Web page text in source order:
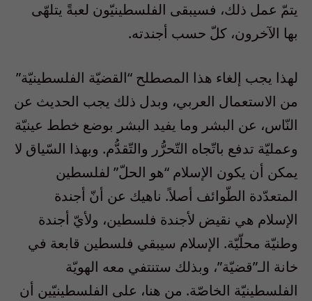
يتمّ عمل ذلك، فسيبقى الفلسطينيّون لعبةً يتلهّى
بها الآخرون، كلّ حسب أجندته.
لهذا يجب إلغاء هذا المصطلح “القضيّة الفلسطينيّة”
من الاستعمال العربي، وبدل ذلك يجب الحديث عن
النّاس، عن البشر وما يفيد البشر بوضع خطط عينيّة
وعمليّة تدفع باتّجاه التّحرُّر والتّقدُّم. وبهذا السّياق لا
يمكن أن يكون الإسلام “هو الحلّ” لفلسطين
المتعدّدة الطّوائف أصلاً. ناهيك عن أنّ أجندة
الإسلام هي نقيض لأجندة فلسطين، ولأيّ أجندة
وطنيّة محلّيّة. الإسلام سيبقي فلسطين قابعة في
خانة الـ”قضيّة”، وبذلك ستنتفي معه الهويّة
الفلسطينيّة الخاصّة. من هنا، على الفلسطينيّين أن